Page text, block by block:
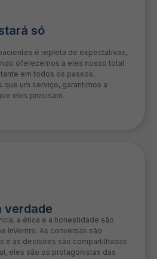
só
é repleta de expectativas,
oferecemos a eles nosso total
em todos os passos,
que um serviço, garantimos a
eles precisam.
verdade
a ética e a honestidade são
InVentre. As conversas são
e as decisões são compartilhadas
eles são os protagonistas das